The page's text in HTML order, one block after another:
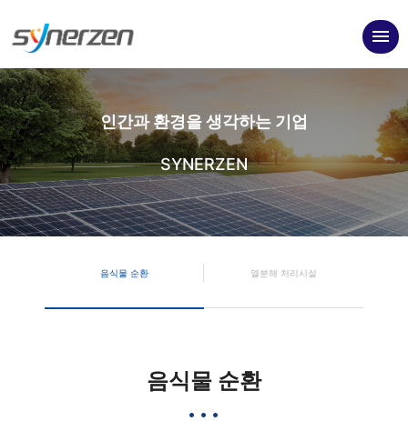
menu
인간과 환경을 생각하는 기업
SYNERZEN
음식물 순환 열분해 처리시설
음식물 순환